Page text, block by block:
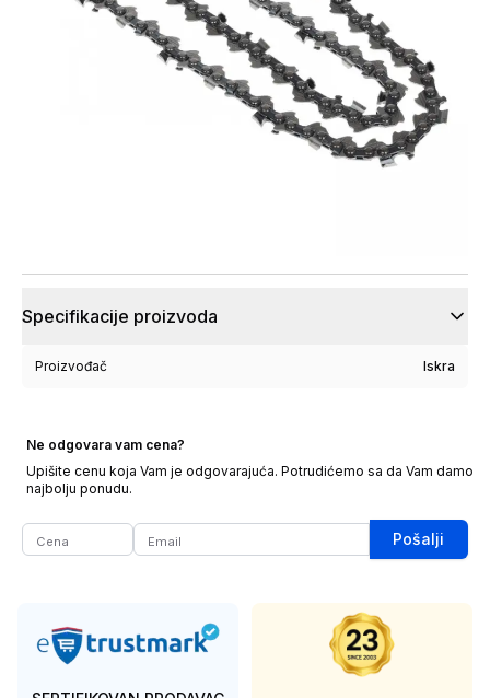
Specifikacije proizvoda
Proizvođač Iskra
Ne odgovara vam cena?
Upišite cenu koja Vam je odgovarajuća. Potrudićemo sa da Vam damo
najbolju ponudu.
Pošalji